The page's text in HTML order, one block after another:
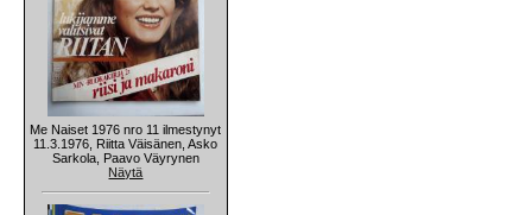
Me Naiset 1976 nro 11 ilmestynyt
11.3.1976, Riitta Väisänen, Asko
Sarkola, Paavo Väyrynen
Näytä